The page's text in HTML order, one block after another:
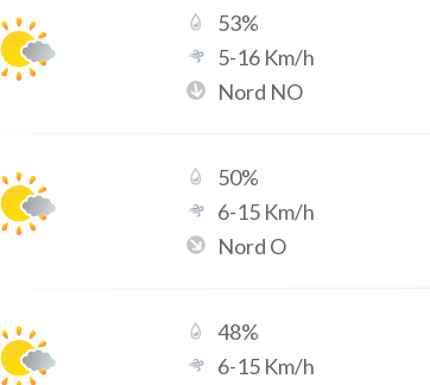
53%
5-16 Km/h
Nord NO
50%
6-15 Km/h
Nord O
48%
6-15 Km/h